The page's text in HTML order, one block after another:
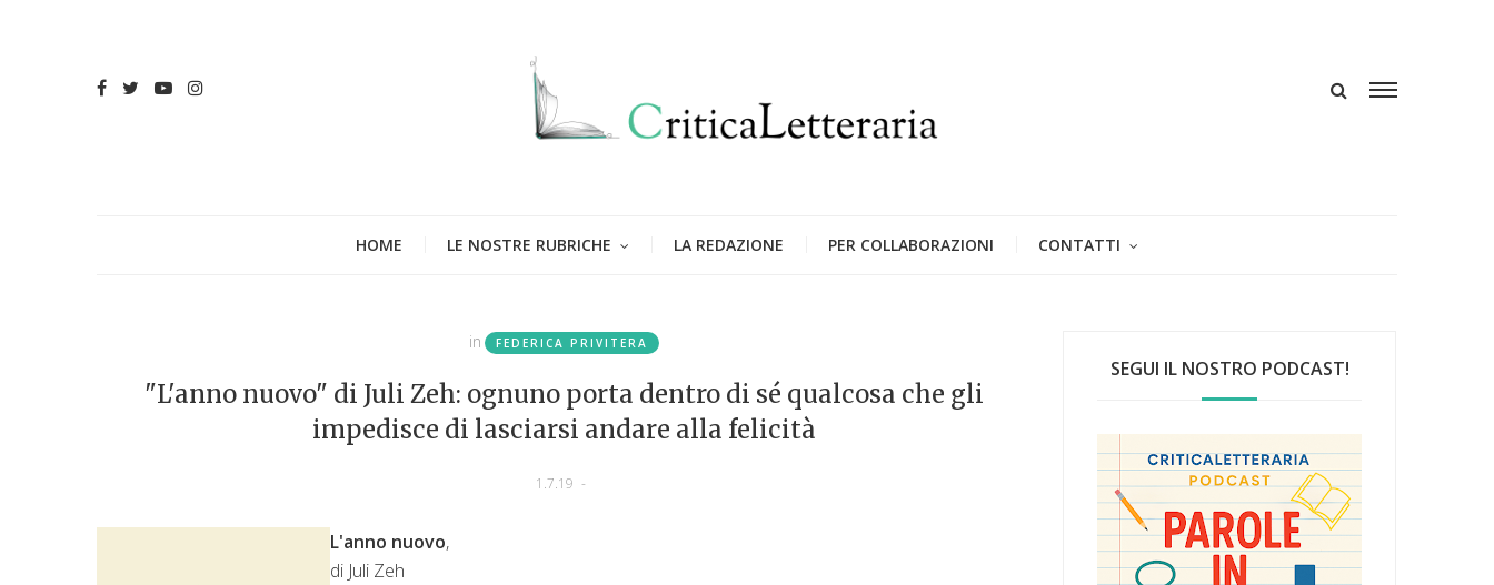
HOME LE NOSTRE RUBRICHE LA REDAZIONE PER COLLABORAZIONI CONTATTI
in FEDERICA PRIVITERA
"L'anno nuovo" di Juli Zeh: ognuno porta dentro di sé qualcosa che gli
impedisce di lasciarsi andare alla felicità
1.7.19 -
L'anno nuovo,
di Juli Zeh
SEGUI IL NOSTRO PODCAST!